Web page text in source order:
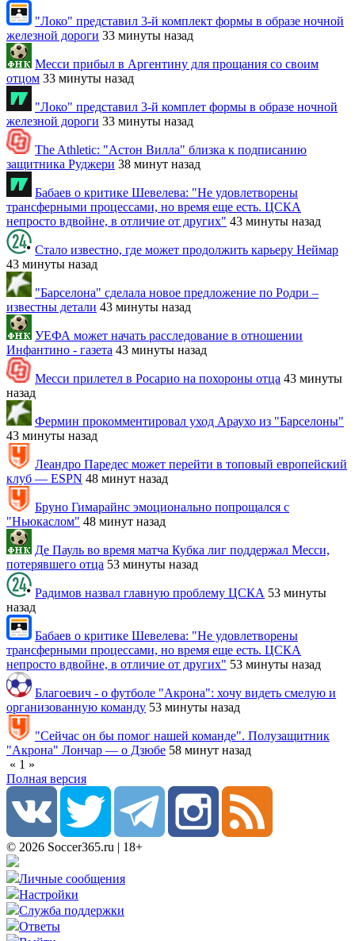
"Локо" представил 3-й комплект формы в образе ночной
железной дороги 33 минуты назад
Месси прибыл в Аргентину для прощания со своим
отцом 33 минуты назад
"Локо" представил 3-й комплет формы в образе ночной
железной дороги 33 минуты назад
The Athletic: "Астон Вилла" близка к подписанию
защитника Руджери 38 минут назад
Бабаев о критике Шевелева: "Не удовлетворены
трансферными процессами, но время еще есть. ЦСКА
непросто вдвойне, в отличие от других" 43 минуты назад
Стало известно, где может продолжить карьеру Неймар
43 минуты назад
"Барселона" сделала новое предложение по Родри –
известны детали 43 минуты назад
УЕФА может начать расследование в отношении
Инфантино - газета 43 минуты назад
Месси прилетел в Росарио на похороны отца 43 минуты
назад
Фермин прокомментировал уход Араухо из "Барселоны"
43 минуты назад
Леандро Паредес может перейти в топовый европейский
клуб — ESPN 48 минут назад
Бруно Гимарайнс эмоционально попрощался с
"Ньюкаслом" 48 минут назад
Де Пауль во время матча Кубка лиг поддержал Месси,
потерявшего отца 53 минуты назад
Радимов назвал главную проблему ЦСКА 53 минуты
назад
Бабаев о критике Шевелева: "Не удовлетворены
трансферными процессами, но время еще есть. ЦСКА
непросто вдвойне, в отличие от других" 53 минуты назад
Благоевич - о футболе "Акрона": хочу видеть смелую и
организованную команду 53 минуты назад
"Сейчас он бы помог нашей команде". Полузащитник
"Акрона" Лончар — о Дзюбе 58 минут назад
« 1 »
Полная версия
© 2026 Soccer365.ru | 18+
Личные сообщения
Настройки
Служба поддержки
Ответы